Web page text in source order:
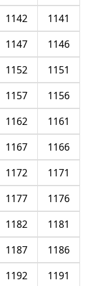
1141
1142
1146
1147
1151
1152
1156
1157
1161
1162
1166
1167
1171
1172
1176
1177
1181
1182
1186
1187
1191
1192